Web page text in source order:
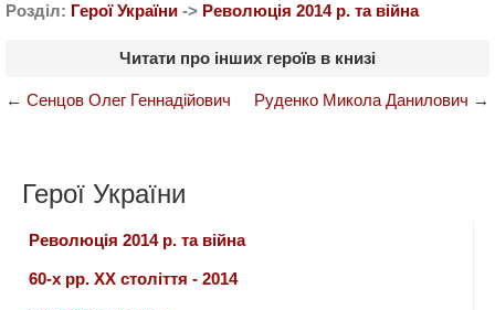
Розділ: Герої України -> Революція 2014 р. та війна
Читати про інших героїв в книзі
← Сенцов Олег Геннадійович Руденко Микола Данилович →
Герої України
Революція 2014 р. та війна
60-х рр. ХХ століття - 2014